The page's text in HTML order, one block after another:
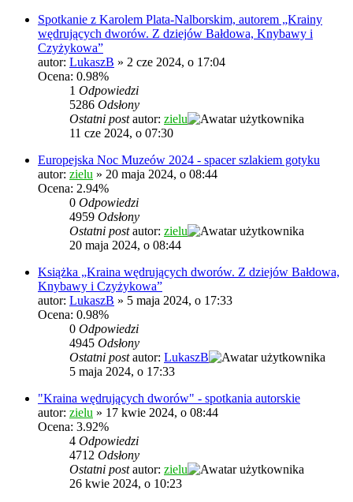
Spotkanie z Karolem Plata-Nalborskim, autorem „Krainy
wędrujących dworów. Z dziejów Bałdowa, Knybawy i
Czyżykowa”
autor: LukaszB » 2 cze 2024, o 17:04
Ocena: 0.98%
1 Odpowiedzi
5286 Odsłony
Ostatni postautor: zielu
11 cze 2024, o 07:30
Europejska Noc Muzeów 2024 - spacer szlakiem gotyku
autor: zielu » 20 maja 2024, o 08:44
Ocena: 2.94%
0 Odpowiedzi
4959 Odsłony
Ostatni postautor: zielu
20 maja 2024, o 08:44
Książka „Kraina wędrujących dworów. Z dziejów Bałdowa,
Knybawy i Czyżykowa”
autor: LukaszB » 5 maja 2024, o 17:33
Ocena: 0.98%
0 Odpowiedzi
4945 Odsłony
Ostatni postautor: LukaszB
5 maja 2024, o 17:33
"Kraina wędrujących dworów" - spotkania autorskie
autor: zielu » 17 kwie 2024, o 08:44
Ocena: 3.92%
4 Odpowiedzi
4712 Odsłony
Ostatni postautor: zielu
26 kwie 2024, o 10:23